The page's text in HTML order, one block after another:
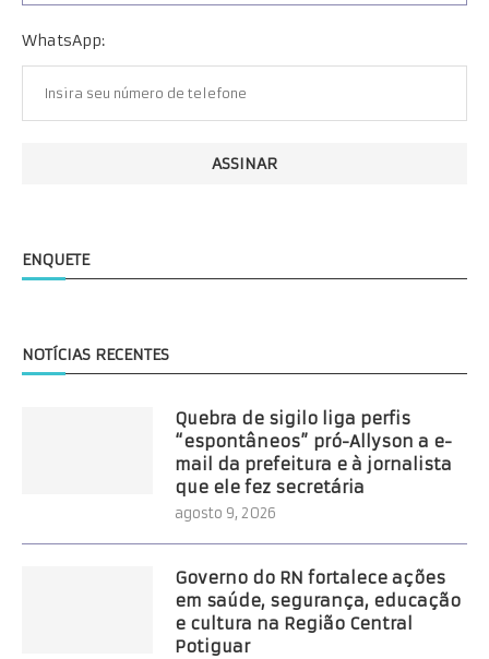
WhatsApp:
ENQUETE
NOTÍCIAS RECENTES
Quebra de sigilo liga perfis
“espontâneos” pró-Allyson a e-
mail da prefeitura e à jornalista
que ele fez secretária
agosto 9, 2026
Governo do RN fortalece ações
em saúde, segurança, educação
e cultura na Região Central
Potiguar